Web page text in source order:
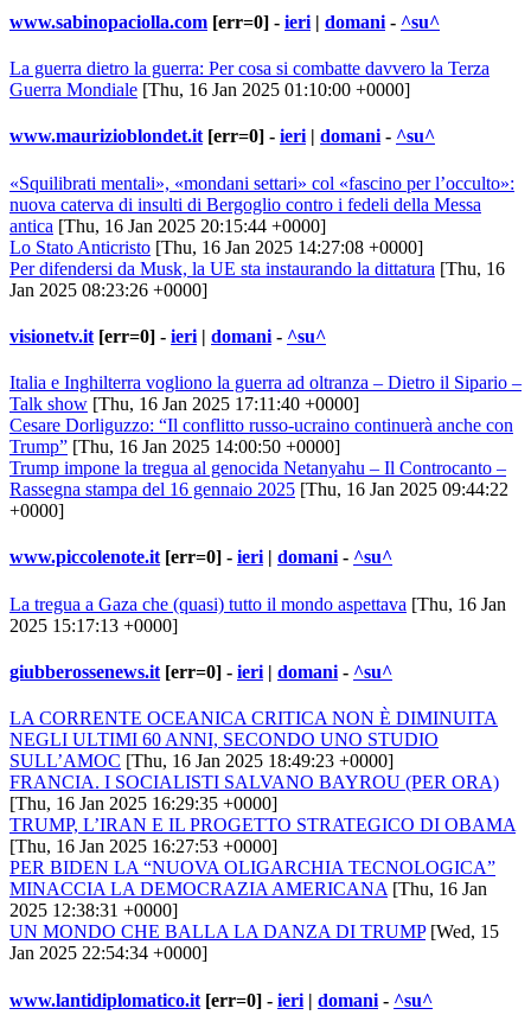
www.sabinopaciolla.com [err=0] - ieri | domani - ^su^
La guerra dietro la guerra: Per cosa si combatte davvero la Terza
Guerra Mondiale [Thu, 16 Jan 2025 01:10:00 +0000]
www.maurizioblondet.it [err=0] - ieri | domani - ^su^
«Squilibrati mentali», «mondani settari» col «fascino per l’occulto»:
nuova caterva di insulti di Bergoglio contro i fedeli della Messa
antica [Thu, 16 Jan 2025 20:15:44 +0000]
Lo Stato Anticristo [Thu, 16 Jan 2025 14:27:08 +0000]
Per difendersi da Musk, la UE sta instaurando la dittatura [Thu, 16
Jan 2025 08:23:26 +0000]
visionetv.it [err=0] - ieri | domani - ^su^
Italia e Inghilterra vogliono la guerra ad oltranza – Dietro il Sipario –
Talk show [Thu, 16 Jan 2025 17:11:40 +0000]
Cesare Dorliguzzo: “Il conflitto russo-ucraino continuerà anche con
Trump” [Thu, 16 Jan 2025 14:00:50 +0000]
Trump impone la tregua al genocida Netanyahu – Il Controcanto –
Rassegna stampa del 16 gennaio 2025 [Thu, 16 Jan 2025 09:44:22
+0000]
www.piccolenote.it[err=0] - ieri| domani- ^su^
La tregua a Gaza che (quasi) tutto il mondo aspettava [Thu, 16 Jan
2025 15:17:13 +0000]
giubberossenews.it [err=0] - ieri | domani - ^su^
LA CORRENTE OCEANICA CRITICA NON È DIMINUITA
NEGLI ULTIMI 60 ANNI, SECONDO UNO STUDIO
SULL’AMOC [Thu, 16 Jan 2025 18:49:23 +0000]
FRANCIA. I SOCIALISTI SALVANO BAYROU (PER ORA)
[Thu, 16 Jan 2025 16:29:35 +0000]
TRUMP, L’IRAN E IL PROGETTO STRATEGICO DI OBAMA
[Thu, 16 Jan 2025 16:27:53 +0000]
PER BIDEN LA “NUOVA OLIGARCHIA TECNOLOGICA”
MINACCIA LA DEMOCRAZIA AMERICANA [Thu, 16 Jan
2025 12:38:31 +0000]
UN MONDO CHE BALLA LA DANZA DI TRUMP[Wed, 15
Jan 2025 22:54:34 +0000]
www.lantidiplomatico.it [err=0] - ieri | domani - ^su^